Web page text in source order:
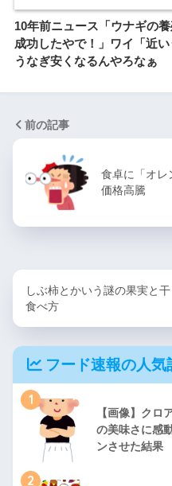
10年前ニュース「ウナギの
成功したやで！」ワイ「近い
うなぎ安くなるんやろなぁ
前の記事
食卓に「オレ
価格高騰
しぶ柿とかいう謎の果実と
食べ方
フード速報の人気
1
【画像】クロ
の美味さに感
ンさせた結果
2